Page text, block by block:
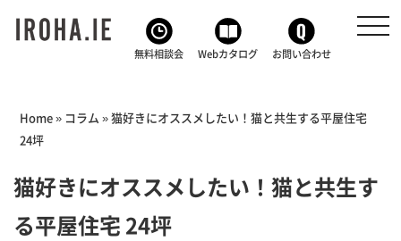
無料相談会 Webカタログ お問い合わせ
Home» コラム »猫好きにオススメしたい！猫と共生する平屋住宅
24坪
猫好きにオススメしたい！猫と共生す
る平屋住宅 24坪